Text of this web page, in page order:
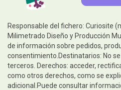
Responsable del fichero: Curiosite
Milimetrado Diseño y Producción
de información sobre pedidos,
consentimiento.Destinatarios: No
terceros. Derechos: acceder,
como otros derechos, como se
adicional.Puede consultar